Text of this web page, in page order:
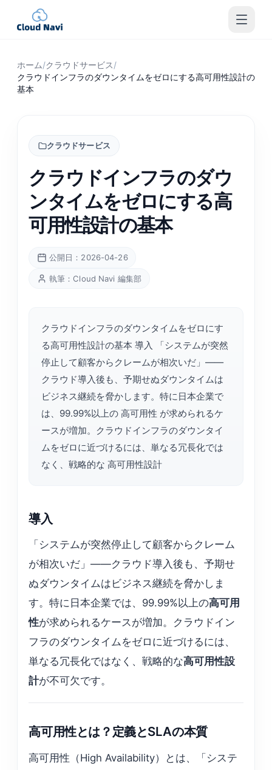
ホーム/クラウドサービス/
クラウドインフラのダウンタイムをゼロにする高可用性設計の
基本
クラウドサービス
クラウドインフラのダウ
ンタイムをゼロにする高
可用性設計の基本
公開日：2026-04-26
執筆：Cloud Navi 編集部
クラウドインフラのダウンタイムをゼロにす
る高可用性設計の基本 導入 「システムが突然
停止して顧客からクレームが相次いだ」——
クラウド導入後も、予期せぬダウンタイムは
ビジネス継続を脅かします。特に日本企業で
は、99.99%以上の 高可用性 が求められるケ
ースが増加。クラウドインフラのダウンタイ
ムをゼロに近づけるには、単なる冗長化では
なく、戦略的な 高可用性設計
導入
「システムが突然停止して顧客からクレーム
が相次いだ」——クラウド導入後も、予期せ
ぬダウンタイムはビジネス継続を脅かしま
す。特に日本企業では、99.99%以上の高可用
性が求められるケースが増加。クラウドイン
フラのダウンタイムをゼロに近づけるには、
単なる冗長化ではなく、戦略的な高可用性設
計が不可欠です。
高可用性とは？定義とSLAの本質
高可用性（High Availability）とは、「システ